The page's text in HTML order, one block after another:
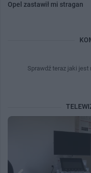
Opel zastawił mi stragan
Sprawdź teraz jaki